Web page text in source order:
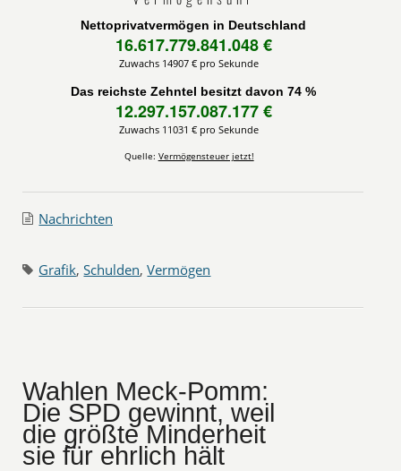
Nettoprivatvermögen in Deutschland
16.617.779.858.937 €
Zuwachs 14907 € pro Sekunde
Das reichste Zehntel besitzt davon 74 %
12.297.157.100.414 €
Zuwachs 11031 € pro Sekunde
Quelle: Vermögensteuer jetzt!
Nachrichten
Grafik,Schulden,Vermögen
Wahlen Meck-Pomm:
Die SPD gewinnt, weil
die größte Minderheit
sie für ehrlich hält